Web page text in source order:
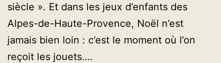
siècle ». Et dans les jeux d’enfants des
Alpes-de-Haute-Provence, Noël n’est
jamais bien loin : c’est le moment où l’on
reçoit les jouets….